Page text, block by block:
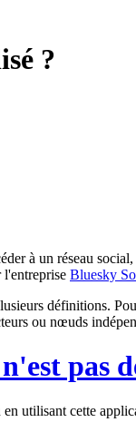
?
à un réseau
l'entreprise Bluesky
définitions.
ou nœuds
pas
utilisant cette